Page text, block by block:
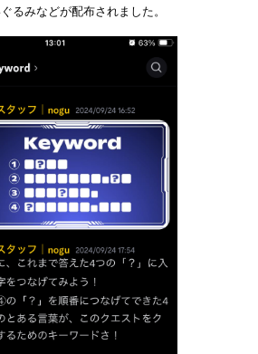
るみなどが配布されました。